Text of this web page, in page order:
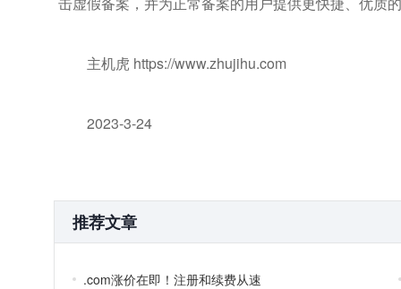
主机虎 https://www.zhujihu.com
2023-3-24
推荐文章
.com涨价在即！注册和续费从速